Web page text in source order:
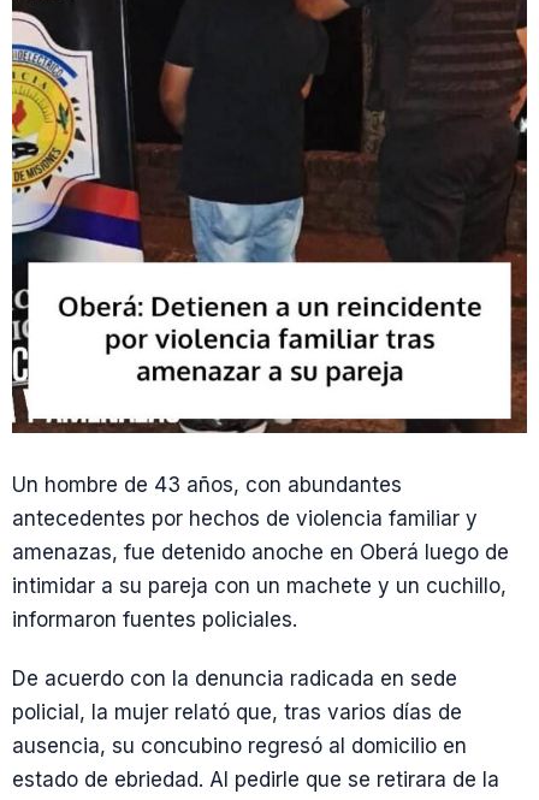
Un hombre de 43 años, con abundantes
antecedentes por hechos de violencia familiar y
amenazas, fue detenido anoche en Oberá luego de
intimidar a su pareja con un machete y un cuchillo,
informaron fuentes policiales.
De acuerdo con la denuncia radicada en sede
policial, la mujer relató que, tras varios días de
ausencia, su concubino regresó al domicilio en
estado de ebriedad. Al pedirle que se retirara de la